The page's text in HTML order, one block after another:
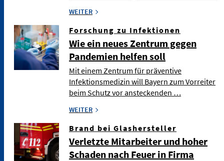
WEITER
Forschung zu Infektionen
Wie ein neues Zentrum gegen
Pandemien helfen soll
Mit einem Zentrum für präventive
Infektionsmedizin will Bayern zum Vorreiter
beim Schutz vor ansteckenden …
WEITER
Brand bei Glashersteller
Verletzte Mitarbeiter und hoher
Schaden nach Feuer in Firma